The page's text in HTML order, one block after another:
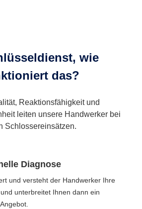
wie
das?
Reaktionsfähigkeit und
leiten unsere Handwerker bei
Schlossereinsätzen.
Diagnose
und versteht der Handwerker Ihre
unterbreitet Ihnen dann ein